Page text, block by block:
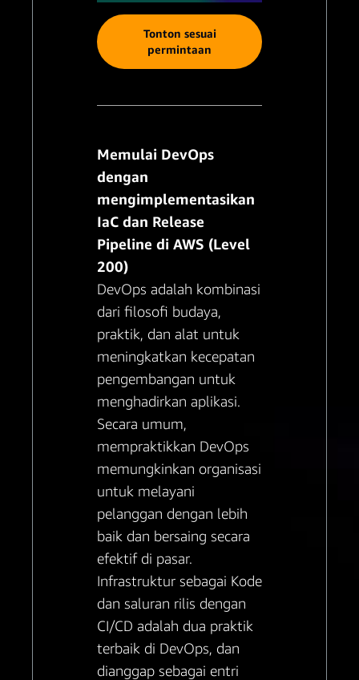
Tonton sesuai
permintaan
Memulai DevOps
dengan
mengimplementasikan
IaC dan Release
Pipeline di AWS (Level
200)
DevOps adalah kombinasi
dari filosofi budaya,
praktik, dan alat untuk
meningkatkan kecepatan
pengembangan untuk
menghadirkan aplikasi.
Secara umum,
mempraktikkan DevOps
memungkinkan organisasi
untuk melayani
pelanggan dengan lebih
baik dan bersaing secara
efektif di pasar.
Infrastruktur sebagai Kode
dan saluran rilis dengan
CI/CD adalah dua praktik
terbaik di DevOps, dan
dianggap sebagai entri